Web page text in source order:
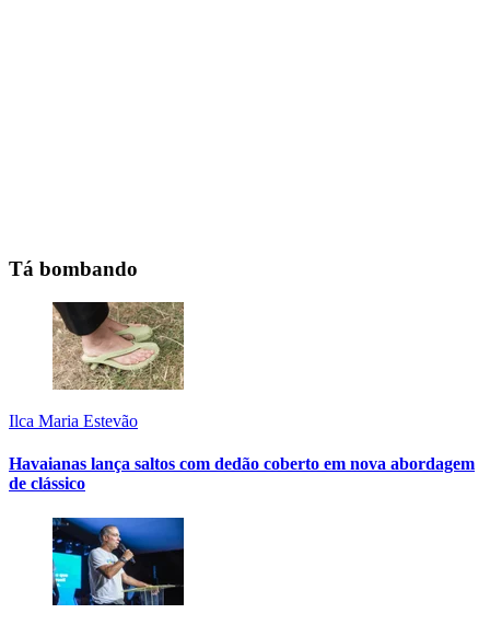
Tá bombando
Ilca Maria Estevão
Havaianas lança saltos com dedão coberto em nova abordagem
de clássico